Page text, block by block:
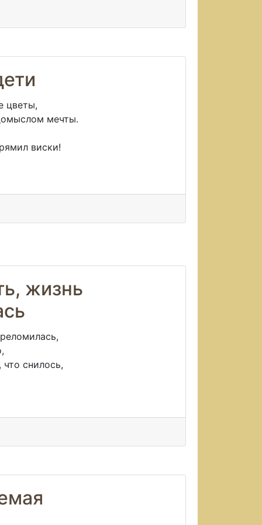
цветы,
мечты.
виски!
жизнь
снилось,